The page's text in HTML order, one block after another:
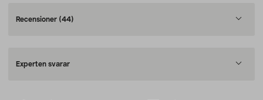
Recensioner (44)
Experten svarar